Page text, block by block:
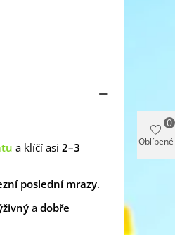
a klíčí asi 2–3
poslední mrazy.
a dobře
Oblíbené
0